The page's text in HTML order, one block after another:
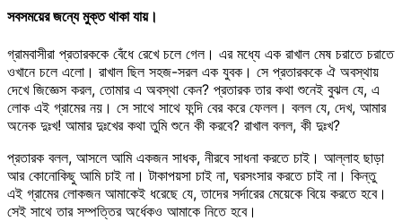
সবসময়ের জন্যে মুক্ত থাকা যায়।
গ্রামবাসীরা প্রতারককে বেঁধে রেখে চলে গেল। এর মধ্যে এক রাখাল মেষ চরাতে চরাতে
ওখানে চলে এলো। রাখাল ছিল সহজ-সরল এক যুবক। সে প্রতারককে ঐ অবস্থায়
দেখে জিজ্ঞেস করল, তোমার এ অবস্থা কেন? প্রতারক তার কথা শুনেই বুঝল যে, এ
লোক এই গ্রামের নয়। সে সাথে সাথে ফন্দি বের করে ফেলল। বলল যে, দেখ, আমার
অনেক দুঃখ! আমার দুঃখের কথা তুমি শুনে কী করবে? রাখাল বলল, কী দুঃখ?
প্রতারক বলল, আসলে আমি একজন সাধক, নীরবে সাধনা করতে চাই। আল্লাহ ছাড়া
আর কোনোকিছু আমি চাই না। টাকাপয়সা চাই না, ঘরসংসার করতে চাই না। কিন্তু
এই গ্রামের লোকজন আমাকেই ধরেছে যে, তাদের সর্দারের মেয়েকে বিয়ে করতে হবে।
সেই সাথে তার সম্পত্তির অর্ধেকও আমাকে নিতে হবে।